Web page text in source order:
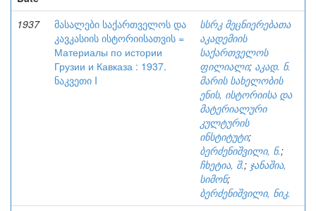
1937
მასალები საქართველოს და
კავკასიის ისტორიისათვის =
Материалы по истории
Грузии и Кавказа : 1937.
ნაკვეთი I
სსრკ მეცნიერებათა
აკადემიის
საქართველოს
ფილიალი; აკად. ნ.
მარის სახელობის
ენის, ისტორიისა და
მატერიალური
კულტურის
ინსტიტუტი;
ბერძენიშვილი, ნ.;
ჩხეტია, შ.; ჯანაშია,
სიმონ;
ბერძენიშვილი, ნიკ.